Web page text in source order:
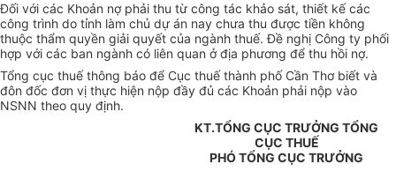
Đối với các Khoản nợ phải thu từ công tác khảo sát, thiết kế các
công trình do tỉnh làm chủ dự án nay chưa thu được tiền không
thuộc thẩm quyền giải quyết của ngành thuế. Đề nghị Công ty phối
hợp với các ban ngành có liên quan ở địa phương để thu hồi nợ.
Tổng cục thuế thông báo để Cục thuế thành phố Cần Thơ biết và
đôn đốc đơn vị thực hiện nộp đầy đủ các Khoản phải nộp vào
NSNN theo quy định.
KT.TỔNG CỤC TRƯỞNG TỔNG
CỤC THUẾ
PHÓ TỔNG CỤC TRƯỞNG